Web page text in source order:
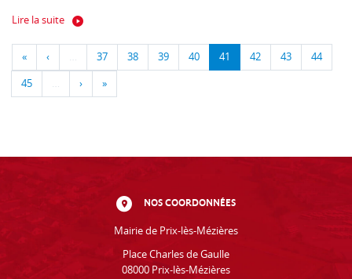
Lire la suite
« ‹ … 37 38 39 40 41 42 43 44
45 … › »
NOS COORDONNÉES
Mairie de Prix-lès-Mézières
Place Charles de Gaulle
08000 Prix-lès-Mézières